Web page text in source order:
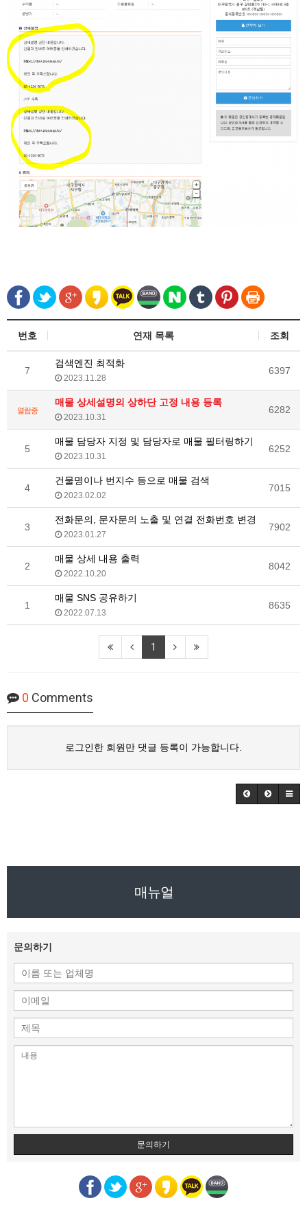
번호 연재 목록 조회
7
검색엔진 최적화
2023.11.28
6397
열람중
매물 상세설명의 상하단 고정 내용 등록
2023.10.31
6282
5
매물 담당자 지정 및 담당자로 매물 필터링하기
2023.10.31
6252
4
건물명이나 번지수 등으로 매물 검색
2023.02.02
7015
3
전화문의, 문자문의 노출 및 연결 전화번호 변경
2023.01.27
7902
2
매물 상세 내용 출력
2022.10.20
8042
1
매물 SNS 공유하기
2022.07.13
8635
1
0 Comments
로그인한 회원만 댓글 등록이 가능합니다.
매뉴얼
문의하기
문의하기